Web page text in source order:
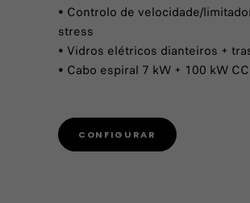
• Controlo de velocidade/
stress
• Vidros elétricos dianteiros +
• Cabo espiral 7 kW + 100 kW
CONFIGURAR